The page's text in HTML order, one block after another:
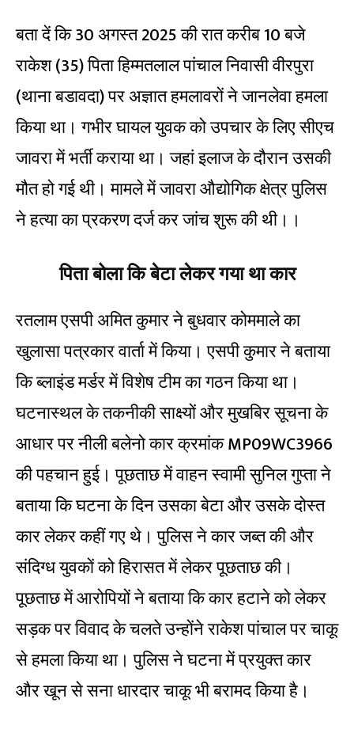
बता दें कि 30 अगस्त 2025 की रात करीब 10 बजे
राकेश (35) पिता हिम्मतलाल पांचाल निवासी वीरपुरा
(थाना बडावदा) पर अज्ञात हमलावरों ने जानलेवा हमला
किया था। गभीर घायल युवक को उपचार के लिए सीएच
जावरा में भर्ती कराया था। जहां इलाज के दौरान उसकी
मौत हो गई थी। मामले में जावरा औद्योगिक क्षेत्र पुलिस
ने हत्या का प्रकरण दर्ज कर जांच शुरू की थी।।
पिता बोला कि बेटा लेकर गया था कार
रतलाम एसपी अमित कुमार ने बुधवार कोममाले का
खुलासा पत्रकार वार्ता में किया। एसपी कुमार ने बताया
कि ब्लाइंड मर्डर में विशेष टीम का गठन किया था।
घटनास्थल के तकनीकी साक्ष्यों और मुखबिर सूचना के
आधार पर नीली बलेनो कार क्रमांक MP09WC3966
की पहचान हुई। पूछताछ में वाहन स्वामी सुनिल गुप्ता ने
बताया कि घटना के दिन उसका बेटा और उसके दोस्त
कार लेकर कहीं गए थे। पुलिस ने कार जब्त की और
संदिग्ध युवकों को हिरासत में लेकर पूछताछ की।
पूछताछ में आरोपियों ने बताया कि कार हटाने को लेकर
सड़क पर विवाद के चलते उन्होंने राकेश पांचाल पर चाकू
से हमला किया था। पुलिस ने घटना में प्रयुक्त कार
और खून से सना धारदार चाकू भी बरामद किया है।